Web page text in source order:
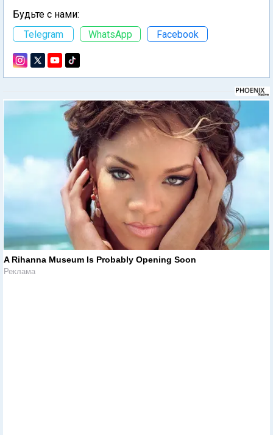
Будьте с нами:
Telegram
WhatsApp Facebook
A Rihanna Museum Is Probably Opening Soon
Реклама